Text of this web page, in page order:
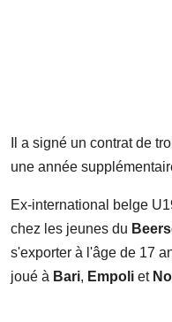
Il a signé un contrat de
une année
Ex-international belge
chez les jeunes du
s'exporter à l'âge de 17
joué à Bari, Empoli et